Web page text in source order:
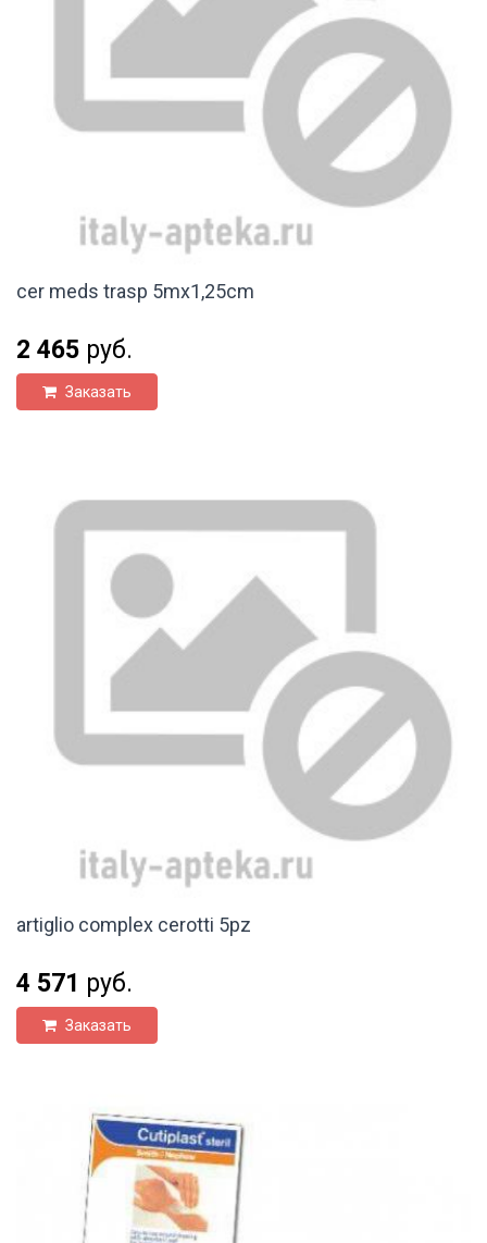
cer meds trasp 5mx1,25cm
2 465 руб.
Заказать
artiglio complex cerotti 5pz
4 571 руб.
Заказать